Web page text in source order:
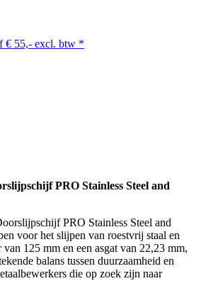
€ 55,- excl. btw *
PRO Stainless Steel and
PRO Stainless Steel and
voor het slijpen van roestvrij staal en
125 mm en een asgat van 22,23 mm,
balans tussen duurzaamheid en
die op zoek zijn naar